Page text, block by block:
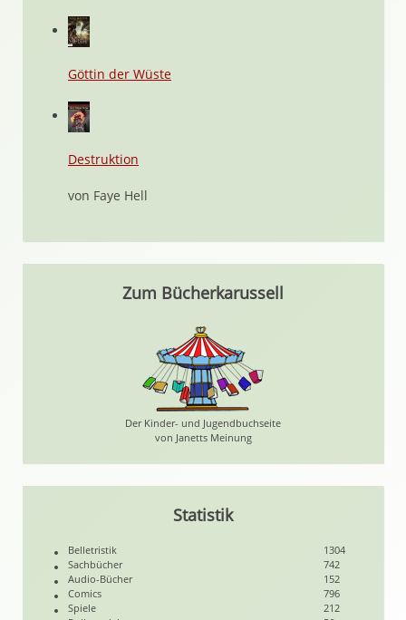
Göttin der Wüste
Destruktion
von Faye Hell
Zum Bücherkarussell
Der Kinder- und Jugendbuchseite
von Janetts Meinung
Statistik
Belletristik
1304
Sachbücher
742
Audio-Bücher
152
Comics
796
Spiele
212